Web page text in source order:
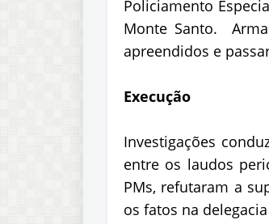
Policiamento
Monte Santo.
apreendidos e
Execução
Investigações
entre os laudos
PMs, refutaram a
os fatos na